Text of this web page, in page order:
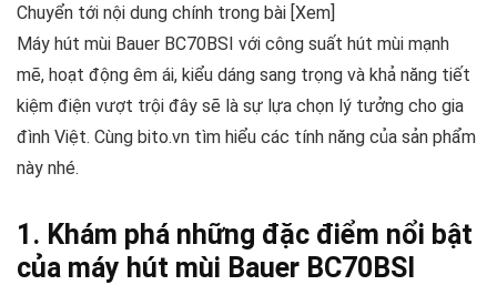
Chuyển tới nội dung chính trong bài [Xem]
Máy hút mùi Bauer BC70BSI với công suất hút mùi mạnh
mẽ, hoạt động êm ái, kiểu dáng sang trọng và khả năng tiết
kiệm điện vượt trội đây sẽ là sự lựa chọn lý tưởng cho gia
đình Việt. Cùng bito.vn tìm hiểu các tính năng của sản phẩm
này nhé.
1. Khám phá những đặc điểm nổi bật
của máy hút mùi Bauer BC70BSI